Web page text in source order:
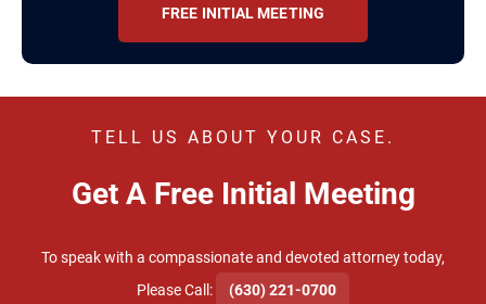
FREE INITIAL MEETING
TELL US ABOUT YOUR CASE.
Get A Free Initial Meeting
To speak with a compassionate and devoted attorney today,
​Please Call:
(630) 221-0700